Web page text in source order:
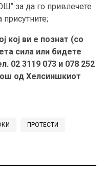
за да го привлечете
кој ви е познат (со
сила или бидете
02 3119 073 и 078 252
од Хелсиншкиот
ПРОТЕСТИ